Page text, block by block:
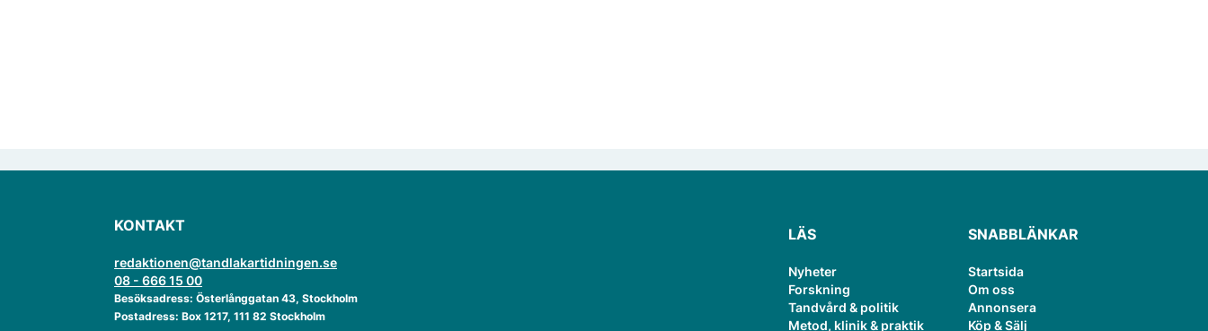
KONTAKT
redaktionen@tandlakartidningen.se
08 - 666 15 00
Besöksadress: Österlånggatan 43, Stockholm
Postadress: Box 1217, 111 82 Stockholm
LÄS
Nyheter
Forskning
Tandvård & politik
Metod, klinik & praktik
SNABBLÄNKAR
Startsida
Om oss
Annonsera
Köp & Sälj